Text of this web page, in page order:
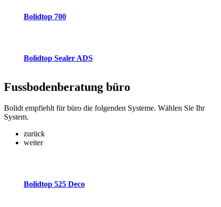
Bolidtop 700
Bolidtop Sealer ADS
Fussbodenberatung büro
Bolidt empfiehlt für büro die folgenden Systeme. Wählen Sie Ihr
System.
zurück
weiter
Bolidtop 525 Deco